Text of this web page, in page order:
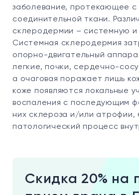
заболевание, протекающее
соединительной ткани.
склеродермии – системную и
Системная склеродермия
опорно-двигательный
легкие, почки, сердечно-
а очаговая поражает лишь
коже появляются локальные
воспаления с последующим
них склероза и/или атрофии,
патологический процесс
Скидка 20% на